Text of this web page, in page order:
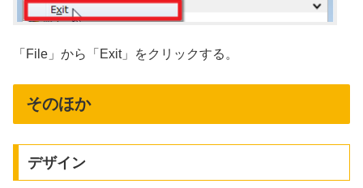
「File」から「Exit」をクリックする。
そのほか
デザイン